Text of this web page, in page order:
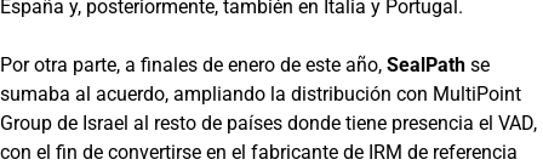
España y, posteriormente, también en Italia y Portugal.
Por otra parte, a finales de enero de este año, SealPath se
sumaba al acuerdo, ampliando la distribución con MultiPoint
Group de Israel al resto de países donde tiene presencia el VAD,
con el fin de convertirse en el fabricante de IRM de referencia